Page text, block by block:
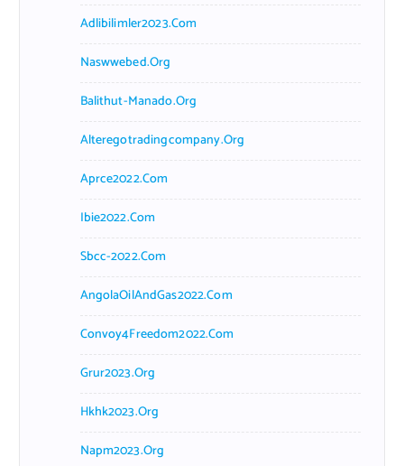
Adlibilimler2023.com
Naswwebed.org
Balithut-Manado.org
Alteregotradingcompany.org
Aprce2022.com
Ibie2022.com
Sbcc-2022.com
AngolaOilAndGas2022.com
Convoy4Freedom2022.com
Grur2023.org
Hkhk2023.org
Napm2023.org